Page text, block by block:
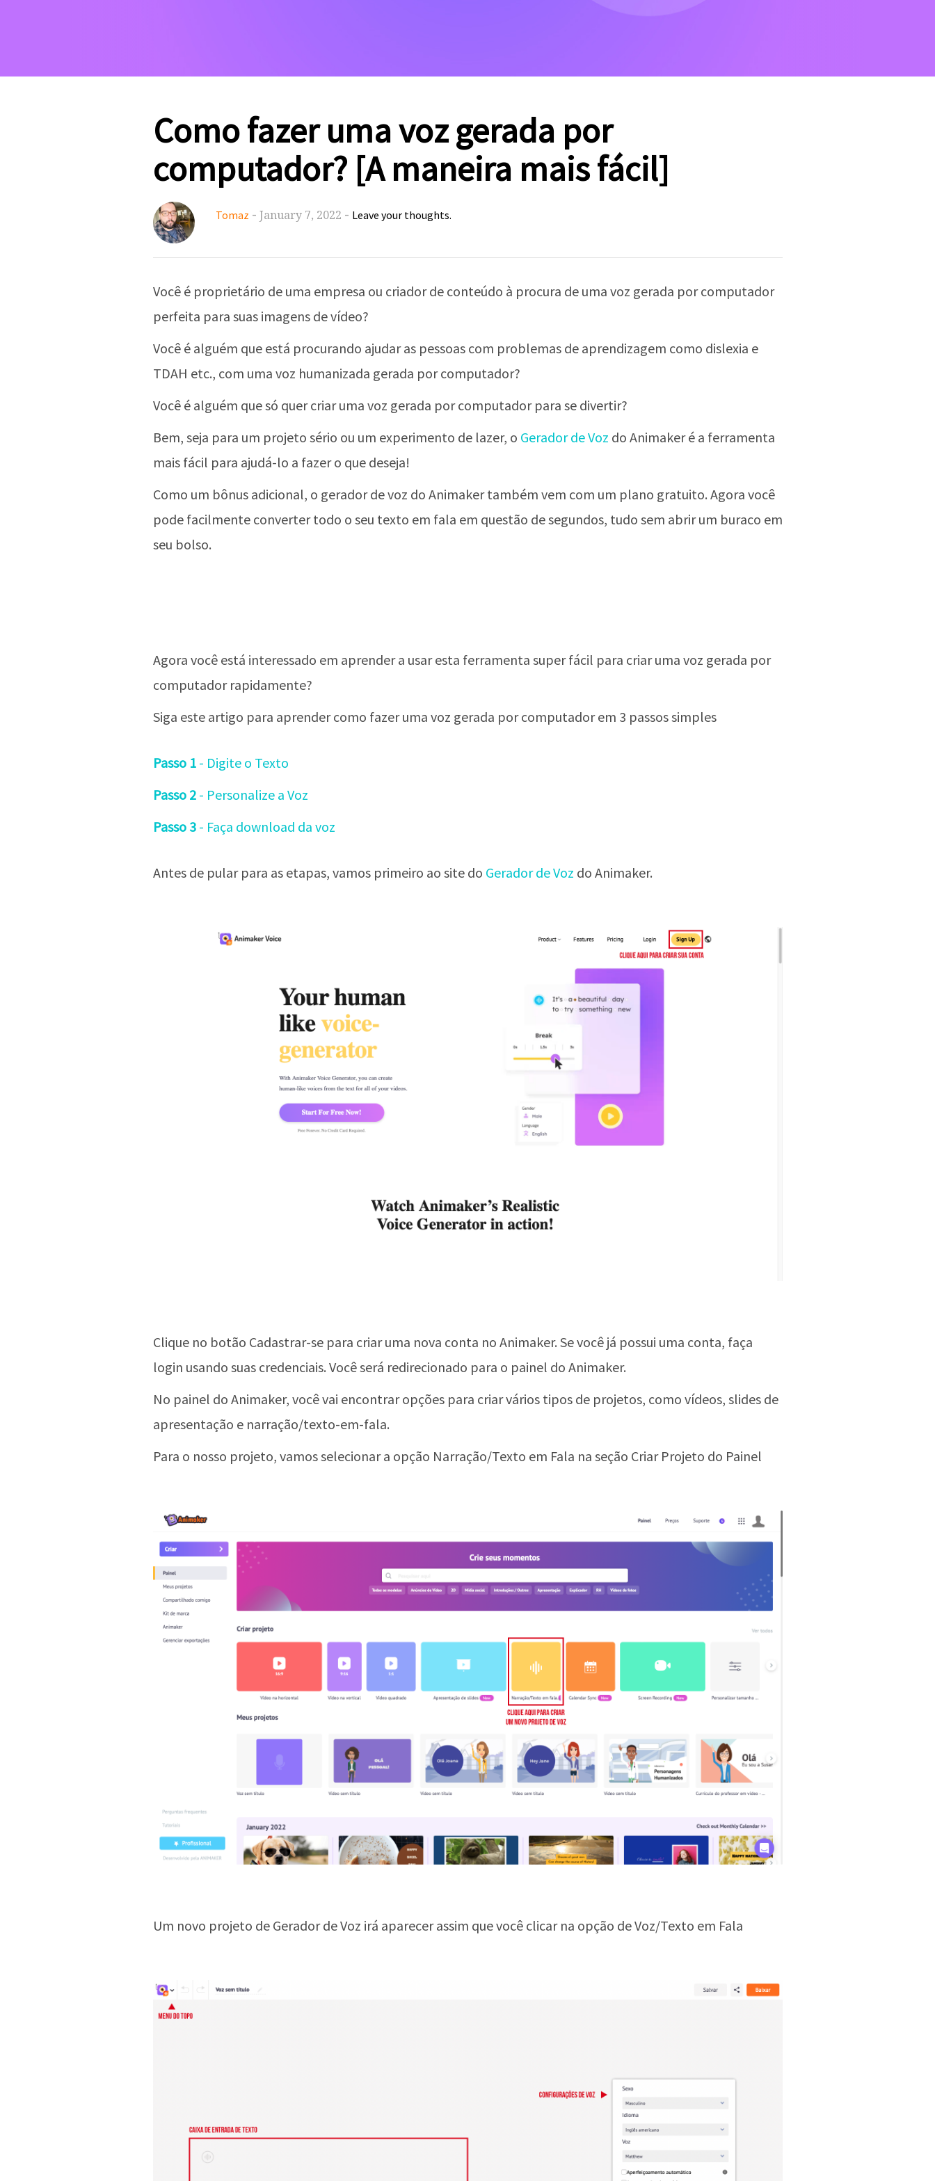
Como fazer uma voz gerada por
computador? [A maneira mais fácil]
Tomaz - January 7, 2022 - Leave your thoughts.
Você é proprietário de uma empresa ou criador de conteúdo à procura de uma voz gerada por computador
perfeita para suas imagens de vídeo?
Você é alguém que está procurando ajudar as pessoas com problemas de aprendizagem como dislexia e
TDAH etc., com uma voz humanizada gerada por computador?
Você é alguém que só quer criar uma voz gerada por computador para se divertir?
Bem, seja para um projeto sério ou um experimento de lazer, o Gerador de Voz do Animaker é a ferramenta
mais fácil para ajudá-lo a fazer o que deseja!
Como um bônus adicional, o gerador de voz do Animaker também vem com um plano gratuito. Agora você
pode facilmente converter todo o seu texto em fala em questão de segundos, tudo sem abrir um buraco em
seu bolso.
Agora você está interessado em aprender a usar esta ferramenta super fácil para criar uma voz gerada por
computador rapidamente?
Siga este artigo para aprender como fazer uma voz gerada por computador em 3 passos simples
Passo 1- Digite o Texto
Passo 2- Personalize a Voz
Passo 3- Faça download da voz
Antes de pular para as etapas, vamos primeiro ao site do Gerador de Voz do Animaker.
Clique no botão Cadastrar-se para criar uma nova conta no Animaker. Se você já possui uma conta, faça
login usando suas credenciais. Você será redirecionado para o painel do Animaker.
No painel do Animaker, você vai encontrar opções para criar vários tipos de projetos, como vídeos, slides de
apresentação e narração/texto-em-fala.
Para o nosso projeto, vamos selecionar a opção Narração/Texto em Fala na seção Criar Projeto do Painel
Um novo projeto de Gerador de Voz irá aparecer assim que você clicar na opção de Voz/Texto em Fala